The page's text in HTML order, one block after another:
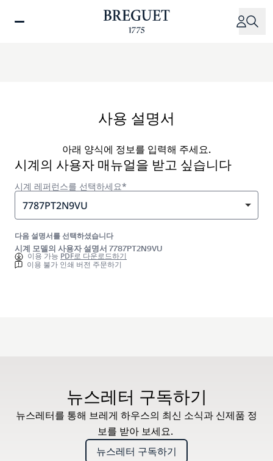
사용 설명서
아래 양식에 정보를 입력해 주세요.
시계의 사용자 매뉴얼을 받고 싶습니다
시계 레퍼런스를 선택하세요*
7787PT2N9VU
다음 설명서를 선택하셨습니다
시계 모델의 사용자 설명서 7787PT2N9VU
이용 가능 PDF로 다운로드하기
이용 불가 인쇄 버전 주문하기
뉴스레터 구독하기
뉴스레터를 통해 브레게 하우스의 최신 소식과 신제품 정
보를 받아 보세요.
뉴스레터 구독하기